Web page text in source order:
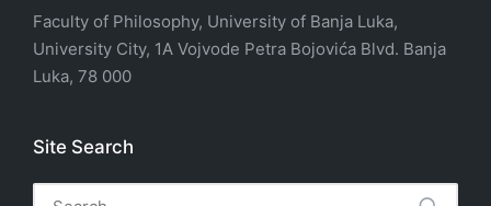
Faculty of Philosophy, University of Banja Luka,
University City, 1A Vojvode Petra Bojovića Blvd. Banja
Luka, 78 000
Site Search